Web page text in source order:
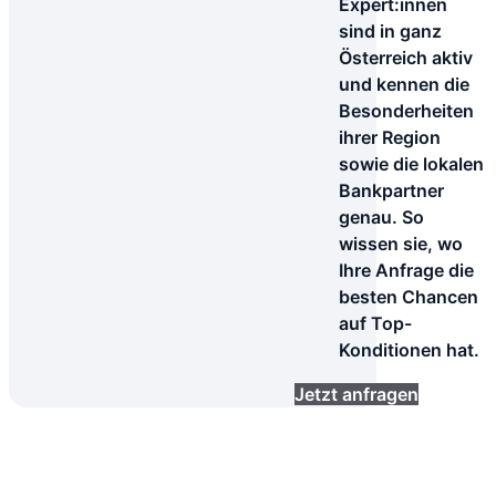
sind in ganz
Österreich aktiv
und kennen die
Besonderheiten
ihrer Region
sowie die lokalen
Bankpartner
genau. So
wissen sie, wo
Ihre Anfrage die
besten Chancen
auf Top-
Konditionen hat.
Jetzt anfragen